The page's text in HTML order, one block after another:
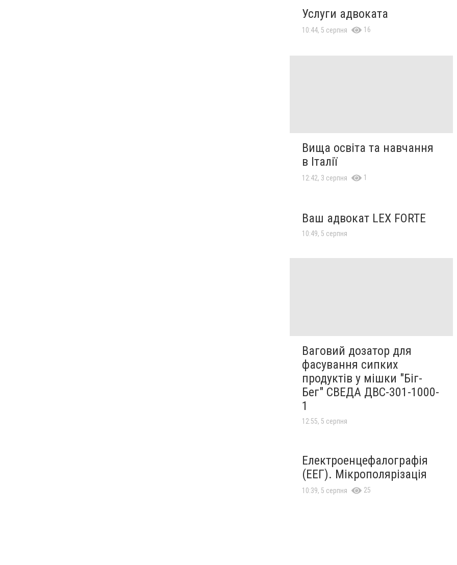
Услуги адвоката
10:44, 5 серпня 16
Вища освіта та навчання
в Італії
12:42, 3 серпня 1
Ваш адвокат LEX FORTE
10:49, 5 серпня
Ваговий дозатор для
фасування сипких
продуктів у мішки "Біг-
Бег" СВЕДА ДВС-301-1000-
1
12:55, 5 серпня
Електроенцефалографія
(ЕЕГ). Мікрополярізація
10:39, 5 серпня 25